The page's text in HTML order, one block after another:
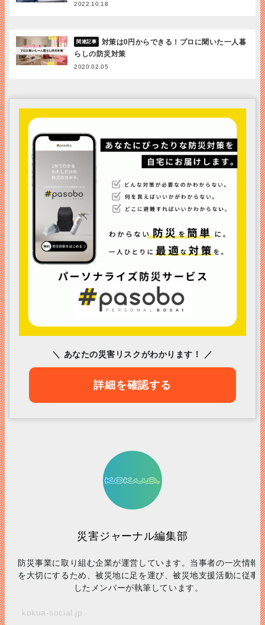
2022.10.18
対策は0円からできる！プロに聞いた一人暮
らしの防災対策
2020.02.05
＼ あなたの災害リスクがわかります！ ／
詳細を確認する
災害ジャーナル編集部
防災事業に取り組む企業が運営しています。当事者の一次情報
を大切にするため、被災地に足を運び、被災地支援活動に従事
したメンバーが執筆しています。
kokua-social.jp